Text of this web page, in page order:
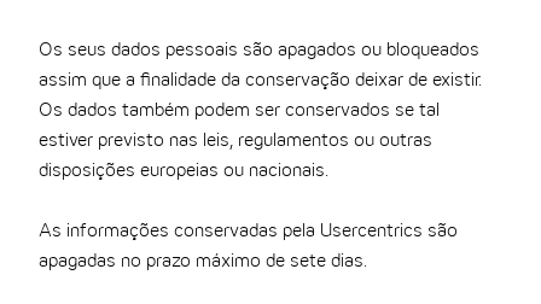
Os seus dados pessoais são apagados ou bloqueados
assim que a finalidade da conservação deixar de existir.
Os dados também podem ser conservados se tal
estiver previsto nas leis, regulamentos ou outras
disposições europeias ou nacionais.
As informações conservadas pela Usercentrics são
apagadas no prazo máximo de sete dias.